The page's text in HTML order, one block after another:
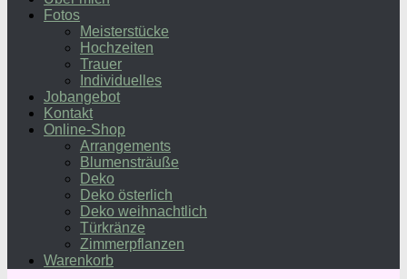
Fotos
Meisterstücke
Hochzeiten
Trauer
Individuelles
Jobangebot
Kontakt
Online-Shop
Arrangements
Blumensträuße
Deko
Deko österlich
Deko weihnachtlich
Türkränze
Zimmerpflanzen
Warenkorb